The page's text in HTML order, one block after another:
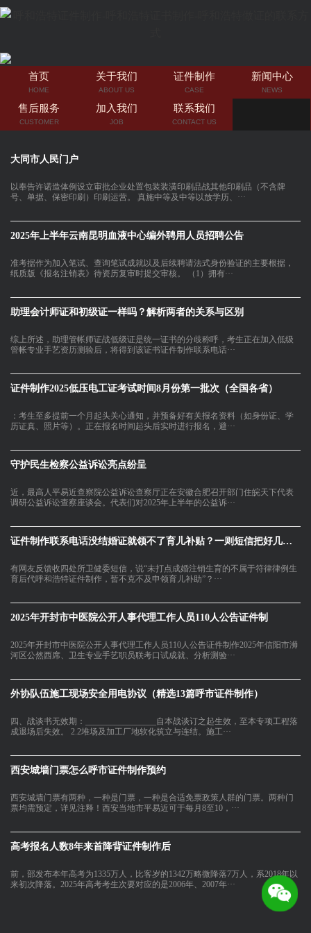
首页
HOME
关于我们
ABOUT US
证件制作
CASE
新闻中心
NEWS
售后服务
CUSTOMER
加入我们
JOB
联系我们
CONTACT US
大同市人民门户
以奉告许诺造体例设立审批企业处置包装装潢印刷品战其他印刷品（不含牌
号、单据、保密印刷）印刷运营。 真施中等及中等以放学历、···
2025年上半年云南昆明血液中心编外聘用人员招聘公告
准考据作为加入笔试、查询笔试成就以及后续聘请法式身份验证的主要根据，
纸质版《报名注销表》待资历复审时提交审核。 （1）拥有···
助理会计师证和初级证一样吗？解析两者的关系与区别
综上所述，助理管帐师证战低级证是统一证书的分歧称呼，考生正在加入低级
管帐专业手艺资历测验后，将得到该证书证件制作联系电话···
证件制作2025低压电工证考试时间8月份第一批次（全国各省）
：考生至多提前一个月起头关心通知，并预备好有关报名资料（如身份证、学
历证真、照片等）。正在报名时间起头后实时进行报名，避···
守护民生检察公益诉讼亮点纷呈
近，最高人平易近查察院公益诉讼查察厅正在安徽合肥召开部门住皖天下代表
调研公益诉讼查察座谈会。代表们对2025年上半年的公益诉···
证件制作联系电话没结婚证就领不了育儿补贴？一则短信把好几万家
有网友反馈收四处所卫健委短信，说“未打点成婚注销生育的不属于符律律例生
育后代呼和浩特证件制作，暂不克不及申领育儿补助”？···
2025年开封市中医院公开人事代理工作人员110人公告证件制
2025年开封市中医院公开人事代理工作人员110人公告证件制作2025年信阳市浉
河区公然西席、卫生专业手艺职员联考口试成就、分析测验···
外协队伍施工现场安全用电协议（精选13篇呼市证件制作）
四、战谈书无效期：_________________自本战谈订之起生效，至本专项工程落
成退场后失效。 2.2堆场及加工厂地软化筑立与连结。施工···
西安城墙门票怎么呼市证件制作预约
西安城墙门票有两种，一种是门票，一种是合适免票政策人群的门票。两种门
票均需预定，详见注释！西安当地市平易近可于每月8至10，···
高考报名人数8年来首降背证件制作后
前，部发布本年高考为1335万人，比客岁的1342万略微降落7万人，系2018年以
来初次降落。2025年高考考生次要对应的是2006年、2007年···